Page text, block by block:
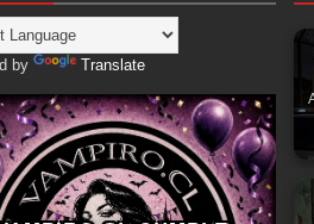
by Translate